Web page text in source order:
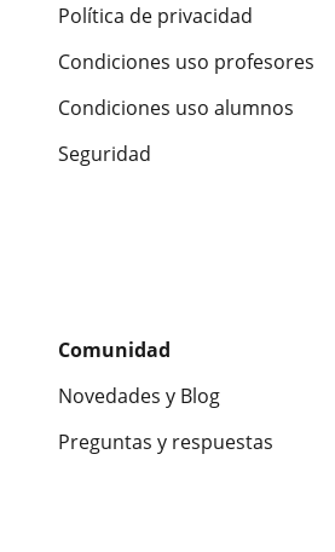
Política de privacidad
Condiciones uso profesores
Condiciones uso alumnos
Seguridad
Comunidad
Novedades y Blog
Preguntas y respuestas